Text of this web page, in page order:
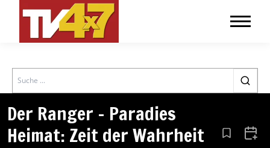
Search
Der Ranger – Paradies
Heimat: Zeit der Wahrheit
Aus den